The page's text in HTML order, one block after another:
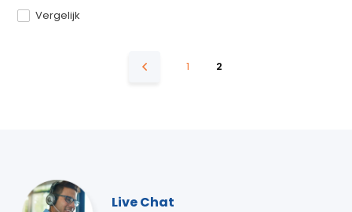
Vergelijk
1 2
Live Chat